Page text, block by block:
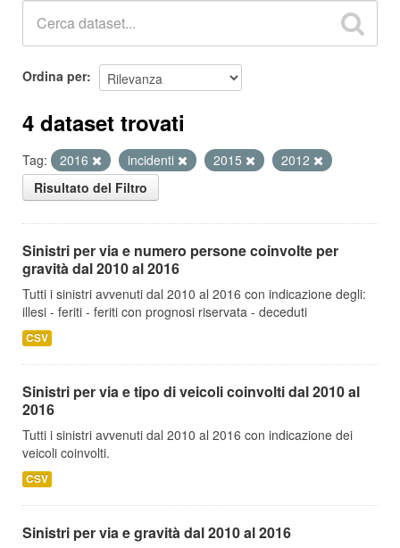
Ordina per
4 dataset trovati
Tag: 2016 incidenti 2015
2012
Risultato del Filtro
Sinistri per via e numero persone coinvolte per
gravità dal 2010 al 2016
Tutti i sinistri avvenuti dal 2010 al 2016 con indicazione degli:
illesi - feriti - feriti con prognosi riservata - deceduti
CSV
Sinistri per via e tipo di veicoli coinvolti dal 2010 al
2016
Tutti i sinistri avvenuti dal 2010 al 2016 con indicazione dei
veicoli coinvolti.
CSV
Sinistri per via e gravità dal 2010 al 2016